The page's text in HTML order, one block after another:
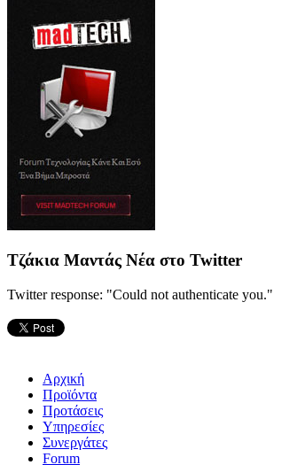
Τζάκια Μαντάς Νέα στο Twitter
Twitter response: "Could not authenticate you."
Αρχική
Προϊόντα
Προτάσεις
Υπηρεσίες
Συνεργάτες
Forum